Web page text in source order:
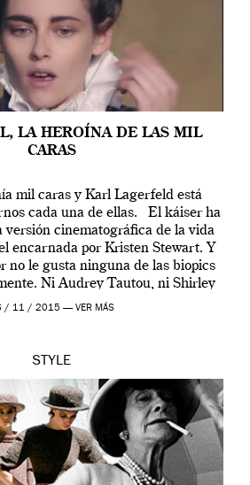
LA HEROÍNA DE LAS MIL
CARAS
mil caras y Karl Lagerfeld está
cada una de ellas. El káiser ha
versión cinematográfica de la vida
encarnada por Kristen Stewart. Y
no le gusta ninguna de las biopics
Ni Audrey Tautou, ni Shirley
ni ninguna otra. A él […]
/ 11 / 2015 — VER MÁS
STYLE